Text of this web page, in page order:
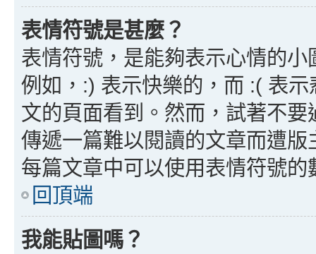
表情符號是甚麼？
表情符號，是能夠表示心情的
例如，:) 表示快樂的，而 :( 表
文的頁面看到。然而，試著不
傳遞一篇難以閱讀的文章而遭
每篇文章中可以使用表情符號的
回頂端
我能貼圖嗎？